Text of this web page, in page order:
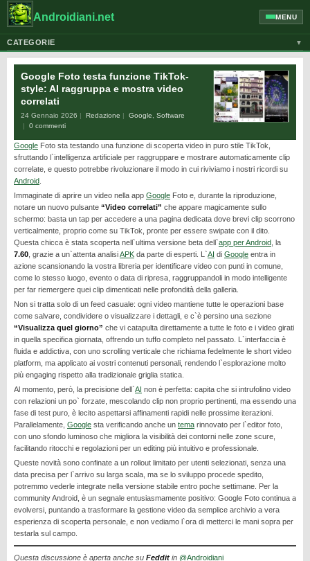
Androidiani.net MENU
CATEGORIE ▼
CELLULARI
GOOGLE
GUIDE
HONOR
HUAWEI
NEWS
ONEPLUS
PIXEL
POCO
REALME
RUMORS
SAMSUNG
SOFTWARE
SVILUPPARE ANDROID
XIAOMI
Google Foto testa funzione TikTok-
style: AI raggruppa e mostra video
correlati
24 Gennaio 2026 Redazione Google
Software
0 commenti
Google Foto sta testando una funzione di scoperta video in puro stile TikTok,
sfruttando l`intelligenza artificiale per raggruppare e mostrare automaticamente clip
correlate, e questo potrebbe rivoluzionare il modo in cui riviviamo i nostri ricordi su
Android
Immaginate di aprire un video nella app Google Foto e, durante la riproduzione,
notare un nuovo pulsante “Video correlati” che appare magicamente sullo
schermo: basta un tap per accedere a una pagina dedicata dove brevi clip scorrono
verticalmente, proprio come su TikTok, pronte per essere swipate con il dito.
Questa chicca è stata scoperta nell`ultima versione beta dell`app per Android , la
7.60 , grazie a un`attenta analisiAPK da parte di esperti. L`AI di Google entra in
azione scansionando la vostra libreria per identificare video con punti in comune,
come lo stesso luogo, evento o data di ripresa, raggruppandoli in modo intelligente
per far riemergere quei clip dimenticati nelle profondità della galleria.
Non si tratta solo di un feed casuale: ogni video mantiene tutte le operazioni base
come salvare, condividere o visualizzare i dettagli, e c`è persino una sezione
“Visualizza quel giorno” che vi catapulta direttamente a tutte le foto e i video girati
in quella specifica giornata, offrendo un tuffo completo nel passato. L`interfaccia è
fluida e addictiva, con uno scrolling verticale che richiama fedelmente le short video
platform, ma applicato ai vostri contenuti personali, rendendo l`esplorazione molto
più engaging rispetto alla tradizionale griglia statica.
Al momento, però, la precisione dell`AI non è perfetta: capita che si intrufolino video
con relazioni un po` forzate, mescolando clip non proprio pertinenti, ma essendo una
fase di test puro, è lecito aspettarsi affinamenti rapidi nelle prossime iterazioni.
Parallelamente, Google sta verificando anche un tema rinnovato per l`editor foto,
con uno sfondo luminoso che migliora la visibilità dei contorni nelle zone scure,
facilitando ritocchi e regolazioni per un editing più intuitivo e professionale.
Queste novità sono confinate a un rollout limitato per utenti selezionati, senza una
data precisa per l`arrivo su larga scala, ma se lo sviluppo procede spedito,
potremmo vederle integrate nella versione stabile entro poche settimane. Per la
community Android, è un segnale entusiasmamente positivo: Google Foto continua a
evolversi, puntando a trasformare la gestione video da semplice archivio a vera
esperienza di scoperta personale, e non vediamo l`ora di metterci le mani sopra per
testarla sul campo.
Questa discussione è aperta anche su Feddit in @Androidiani